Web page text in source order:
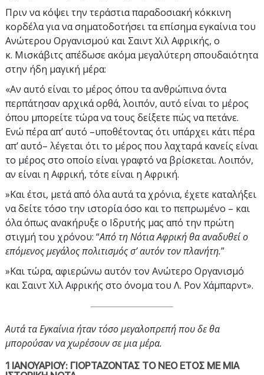
Πριν να κόψει την τεράστια παραδοσιακή κόκκινη
κορδέλα για να σηματοδοτήσει τα επίσημα εγκαίνια του
Ανώτερου Οργανισμού και Σαιντ Χιλ Αφρικής, ο
κ. Μισκάβιτς απέδωσε ακόμα μεγαλύτερη σπουδαιότητα
στην ήδη μαγική μέρα:
«Αν αυτό είναι το μέρος όπου τα ανθρώπινα όντα
περπάτησαν αρχικά ορθά, λοιπόν, αυτό είναι το μέρος
όπου μπορείτε τώρα να τους δείξετε πώς να πετάνε.
Ενώ πέρα απ’ αυτό –υποθέτοντας ότι υπάρχει κάτι πέρα
απ’ αυτό– λέγεται ότι το μέρος που λαχταρά κανείς είναι
το μέρος στο οποίο είναι γραφτό να βρίσκεται. Λοιπόν,
αν είναι η Αφρική, τότε είναι η Αφρική.
»Και έτσι, μετά από όλα αυτά τα χρόνια, έχετε καταλήξει
να δείτε τόσο την ιστορία όσο και το πεπρωμένο – και
όλα όπως ανακήρυξε ο Ιδρυτής μας από την πρώτη
στιγμή του χρόνου: “Από τη Νότια Αφρική θα αναδυθεί ο
επόμενος μεγάλος πολιτισμός σ’ αυτόν τον πλανήτη.”
»Και τώρα, αφιερώνω αυτόν τον Ανώτερο Οργανισμό
και Σαιντ Χιλ Αφρικής στο όνομα του Λ. Ρον Χάμπαρντ».
Αυτά τα Εγκαίνια ήταν τόσο μεγαλοπρεπή που δε θα
μπορούσαν να χωρέσουν σε μια μέρα.
1 ΙΑΝΟΥΑΡΙΟΥ: ΓΙΟΡΤΑΖΟΝΤΑΣ ΤΟ ΝΕΟ ΕΤΟΣ ΜΕ ΜΙΑ